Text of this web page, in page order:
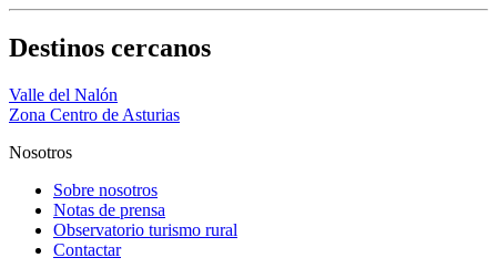
Destinos cercanos
Valle del Nalón
Zona Centro de Asturias
Nosotros
Sobre nosotros
Notas de prensa
Observatorio turismo rural
Contactar